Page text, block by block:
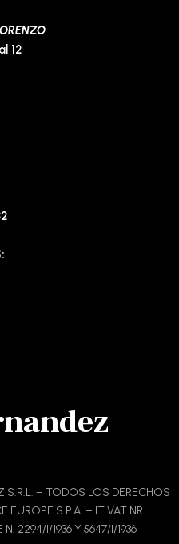
12
– TODOS LOS DERECHOS
EUROPE S.P.A. – IT VAT NR
2294/I/1936 Y 5647/I/1936